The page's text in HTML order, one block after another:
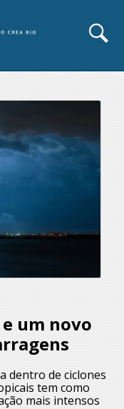
um novo
dentro de ciclones
tem como
mais intensos